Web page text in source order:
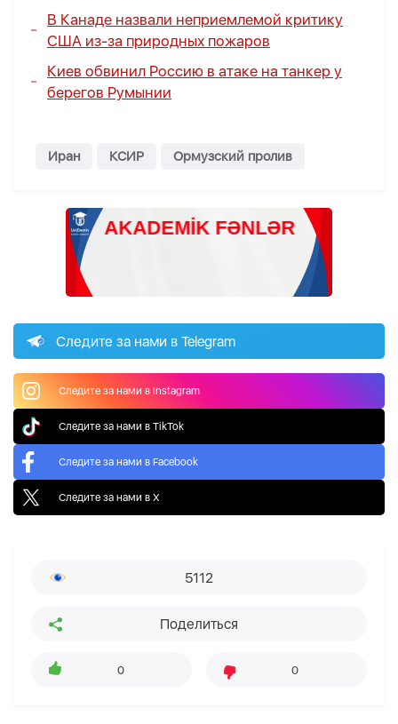
В Канаде назвали неприемлемой критику
США из-за природных пожаров
Киев обвинил Россию в атаке на танкер у
берегов Румынии
Иран КСИР Ормузский пролив
Следите за нами в Telegram
Следите за нами в Instagram
Следите за нами в TikTok
Следите за нами в Facebook
Следите за нами в X
5112
Поделиться
0 0